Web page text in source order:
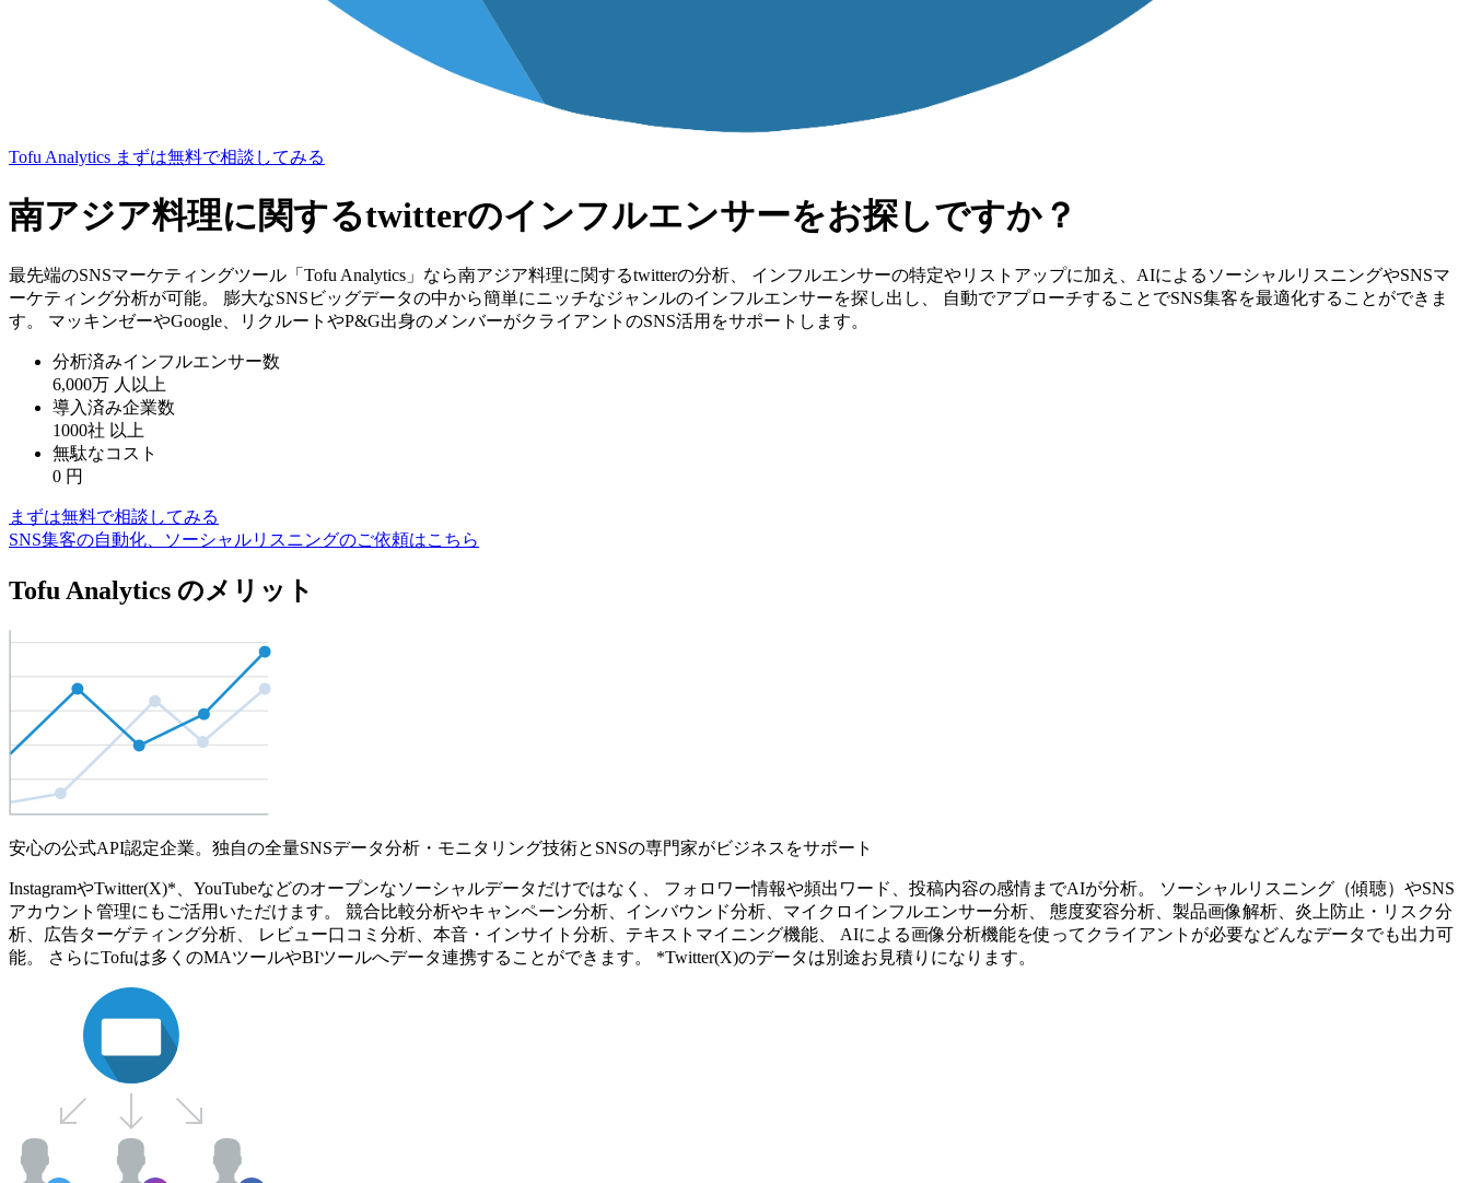
Tofu Analytics まずは無料で相談してみる
南アジア料理に関するtwitterのインフルエンサーをお探しですか？
最先端のSNSマーケティングツール「Tofu Analytics」なら南アジア料理に関するtwitterの分析、 インフルエンサーの特定やリストアップに加え、AIによるソーシャルリスニングやSNSマ
ーケティング分析が可能。 膨大なSNSビッグデータの中から簡単にニッチなジャンルのインフルエンサーを探し出し、 自動でアプローチすることでSNS集客を最適化することができま
す。 マッキンゼーやGoogle、リクルートやP&G出身のメンバーがクライアントのSNS活用をサポートします。
分析済みインフルエンサー数
6,000万 人以上
導入済み企業数
1000社 以上
無駄なコスト
0 円
まずは無料で相談してみる
SNS集客の自動化、ソーシャルリスニングのご依頼はこちら
Tofu Analytics のメリット
安心の公式API認定企業。独自の全量SNSデータ分析・モニタリング技術とSNSの専門家がビジネスをサポート
InstagramやTwitter(X)*、YouTubeなどのオープンなソーシャルデータだけではなく、 フォロワー情報や頻出ワード、投稿内容の感情までAIが分析。 ソーシャルリスニング（傾聴）やSNS
アカウント管理にもご活用いただけます。 競合比較分析やキャンペーン分析、インバウンド分析、マイクロインフルエンサー分析、 態度変容分析、製品画像解析、炎上防止・リスク分
析、広告ターゲティング分析、 レビュー口コミ分析、本音・インサイト分析、テキストマイニング機能、 AIによる画像分析機能を使ってクライアントが必要などんなデータでも出力可
能。 さらにTofuは多くのMAツールやBIツールへデータ連携することができます。 *Twitter(X)のデータは別途お見積りになります。